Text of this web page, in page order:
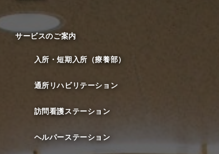
サービスのご案内
入所・短期入所（療養部）
通所リハビリテーション
訪問看護ステーション
ヘルパーステーション